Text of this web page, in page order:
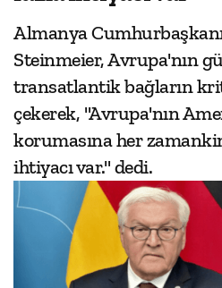
Almanya
Steinmeier, Avrupa'nın
transatlantik bağların
çekerek, "Avrupa'nın
korumasına her
ihtiyacı var." dedi.